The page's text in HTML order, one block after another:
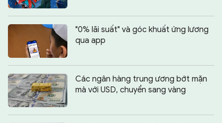
"0% lãi suất" và góc khuất ứng lương
qua app
Các ngân hàng trung ương bớt mặn
mà với USD, chuyển sang vàng